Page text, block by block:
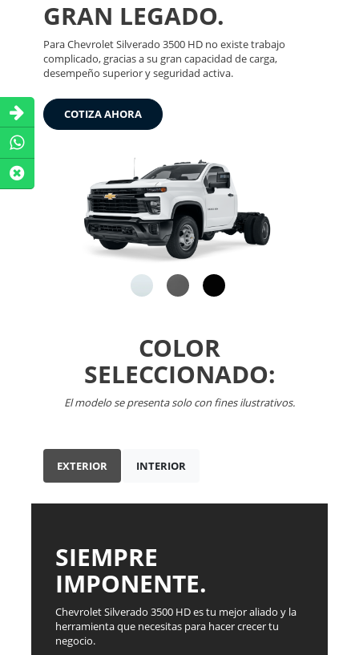
GRAN LEGADO.
Para Chevrolet Silverado 3500 HD no existe trabajo
complicado, gracias a su gran capacidad de carga,
desempeño superior y seguridad activa.
COTIZA AHORA
COLOR
SELECCIONADO:
El modelo se presenta solo con fines ilustrativos.
EXTERIOR INTERIOR
SIEMPRE
IMPONENTE.
Chevrolet Silverado 3500 HD es tu mejor aliado y la
herramienta que necesitas para hacer crecer tu
negocio.